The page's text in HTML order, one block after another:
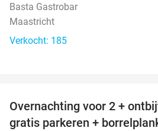
Basta Gastrobar
Maastricht
Verkocht: 185
Overnachting voor 2 +
gratis parkeren +